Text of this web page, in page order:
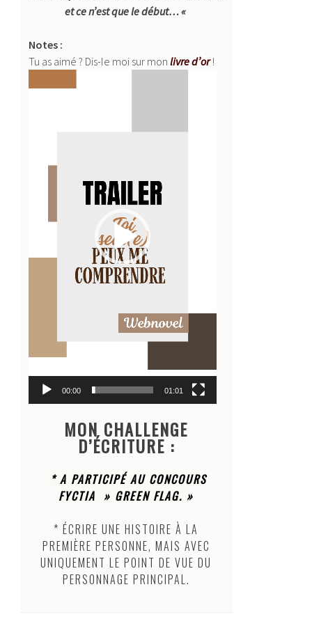
et ce n’est que le début… «
Notes :
Tu as aimé ? Dis-le moi sur mon livre d’or!
00:00 01:01
MON CHALLENGE
D’ÉCRITURE :
* A PARTICIPÉ AU CONCOURS
FYCTIA » GREEN FLAG. »
* ÉCRIRE UNE HISTOIRE À LA
PREMIÈRE PERSONNE, MAIS AVEC
UNIQUEMENT LE POINT DE VUE DU
PERSONNAGE PRINCIPAL.